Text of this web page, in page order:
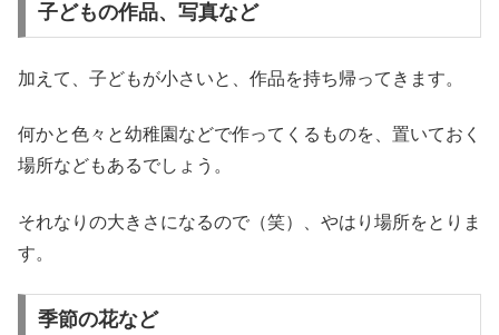
子どもの作品、写真など
加えて、子どもが小さいと、作品を持ち帰ってきます。
何かと色々と幼稚園などで作ってくるものを、置いておく
場所などもあるでしょう。
それなりの大きさになるので（笑）、やはり場所をとりま
す。
季節の花など